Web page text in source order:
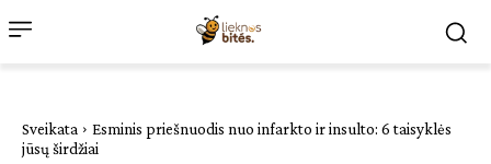
Sveikata
Esminis priešnuodis nuo infarkto ir insulto: 6 taisyklės
jūsų širdžiai